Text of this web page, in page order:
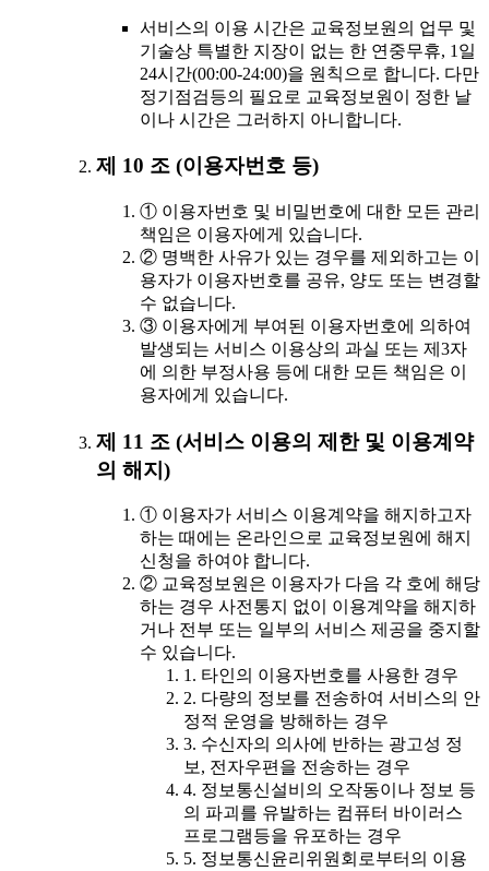
서비스의 이용 시간은 교육정보원의 업무 및
기술상 특별한 지장이 없는 한 연중무휴, 1일
24시간(00:00-24:00)을 원칙으로 합니다. 다만
정기점검등의 필요로 교육정보원이 정한 날
이나 시간은 그러하지 아니합니다.
제 10 조 (이용자번호 등)
① 이용자번호 및 비밀번호에 대한 모든 관리
책임은 이용자에게 있습니다.
② 명백한 사유가 있는 경우를 제외하고는 이
용자가 이용자번호를 공유, 양도 또는 변경할
수 없습니다.
③ 이용자에게 부여된 이용자번호에 의하여
발생되는 서비스 이용상의 과실 또는 제3자
에 의한 부정사용 등에 대한 모든 책임은 이
용자에게 있습니다.
제 11 조 (서비스 이용의 제한 및 이용계약
의 해지)
① 이용자가 서비스 이용계약을 해지하고자
하는 때에는 온라인으로 교육정보원에 해지
신청을 하여야 합니다.
② 교육정보원은 이용자가 다음 각 호에 해당
하는 경우 사전통지 없이 이용계약을 해지하
거나 전부 또는 일부의 서비스 제공을 중지할
수 있습니다.
1. 타인의 이용자번호를 사용한 경우
2. 다량의 정보를 전송하여 서비스의 안
정적 운영을 방해하는 경우
3. 수신자의 의사에 반하는 광고성 정
보, 전자우편을 전송하는 경우
4. 정보통신설비의 오작동이나 정보 등
의 파괴를 유발하는 컴퓨터 바이러스
프로그램등을 유포하는 경우
5. 정보통신윤리위원회로부터의 이용